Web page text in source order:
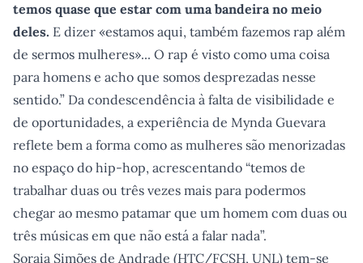
temos quase que estar com uma bandeira no meio
deles. E dizer «estamos aqui, também fazemos rap além
de sermos mulheres»... O rap é visto como uma coisa
para homens e acho que somos desprezadas nesse
sentido.” Da condescendência à falta de visibilidade e
de oportunidades, a experiência de Mynda Guevara
reflete bem a forma como as mulheres são menorizadas
no espaço do hip-hop, acrescentando “temos de
trabalhar duas ou três vezes mais para podermos
chegar ao mesmo patamar que um homem com duas ou
três músicas em que não está a falar nada”.
Soraia Simões de Andrade (HTC/FCSH, UNL) tem-se